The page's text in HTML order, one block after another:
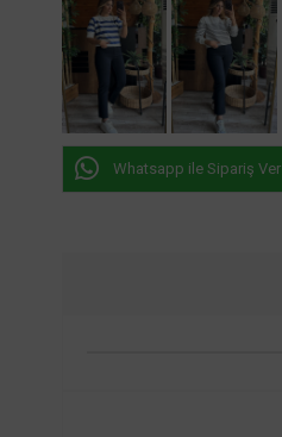
Whatsapp ile Sipariş Ver